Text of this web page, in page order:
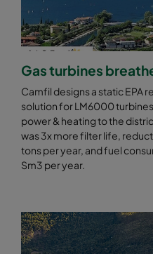
Gas turbines
Camfil designs a static EPA
solution for LM6000
power & heating to the
was 3x more filter life,
tons per year, and fuel
Sm3 per year.